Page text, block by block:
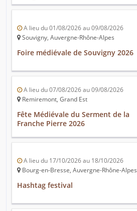
A lieu du 01/08/2026 au 09/08/2026
Souvigny, Auvergne-Rhône-Alpes
Foire médiévale de Souvigny 2026
A lieu du 07/08/2026 au 09/08/2026
Remiremont, Grand Est
Fête Médiévale du Serment de la
Franche Pierre 2026
A lieu du 17/10/2026 au 18/10/2026
Bourg-en-Bresse, Auvergne-Rhône-Alpes
Hashtag festival